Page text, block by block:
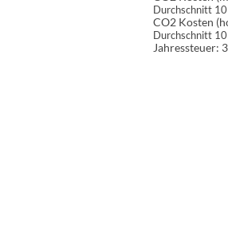
Durchschnitt
CO2 Kosten
Durchschnitt
Jahressteuer: